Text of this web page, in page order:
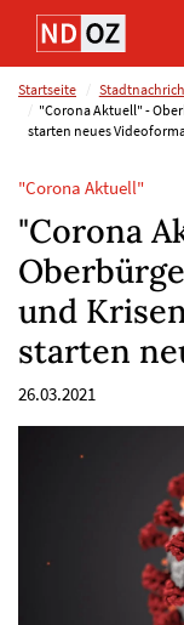
Direkt
Inhalt
(Eingabetaste)
Direkt
Hauptmenu
(Eingabetaste)
Direkt
Suche
(Eingabetaste)
Direkt
Footer
(Eingabetaste)
Startseite
"Corona Aktuell" -
starten neues
"Corona Aktuell"
"Corona
und
starten
26.03.2021